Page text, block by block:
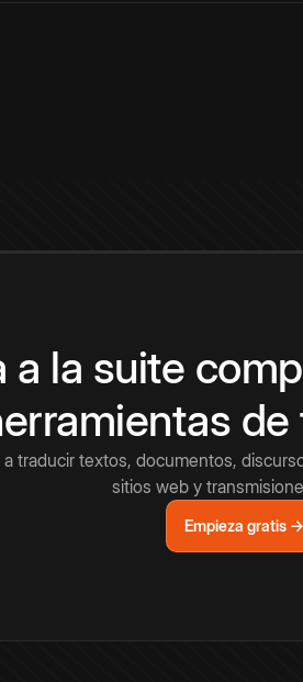
a la suite
a traducir textos, documentos,
sitios web y
Empieza gratis →